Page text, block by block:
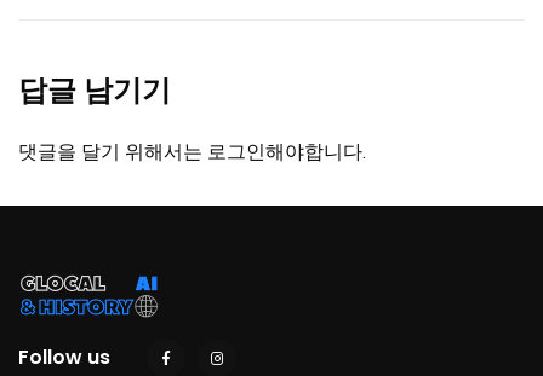
답글 남기기
댓글을 달기 위해서는 로그인해야합니다.
Follow us